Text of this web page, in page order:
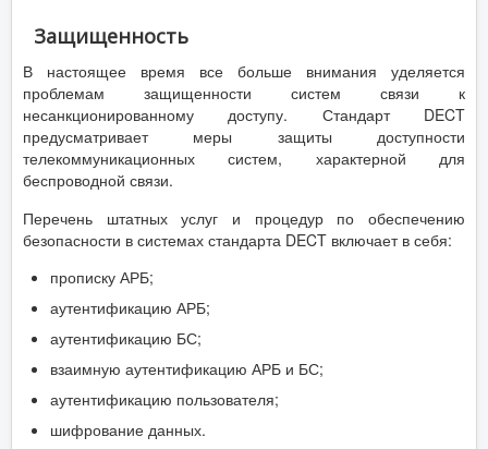
Защищенность
В настоящее время все больше внимания уделяется
проблемам защищенности систем связи к
несанкционированному доступу. Стандарт DECT
предусматривает меры защиты доступности
телекоммуникационных систем, характерной для
беспроводной связи.
Перечень штатных услуг и процедур по обеспечению
безопасности в системах стандарта DECT включает в себя:
прописку АРБ;
аутентификацию АРБ;
аутентификацию БС;
взаимную аутентификацию АРБ и БС;
аутентификацию пользователя;
шифрование данных.